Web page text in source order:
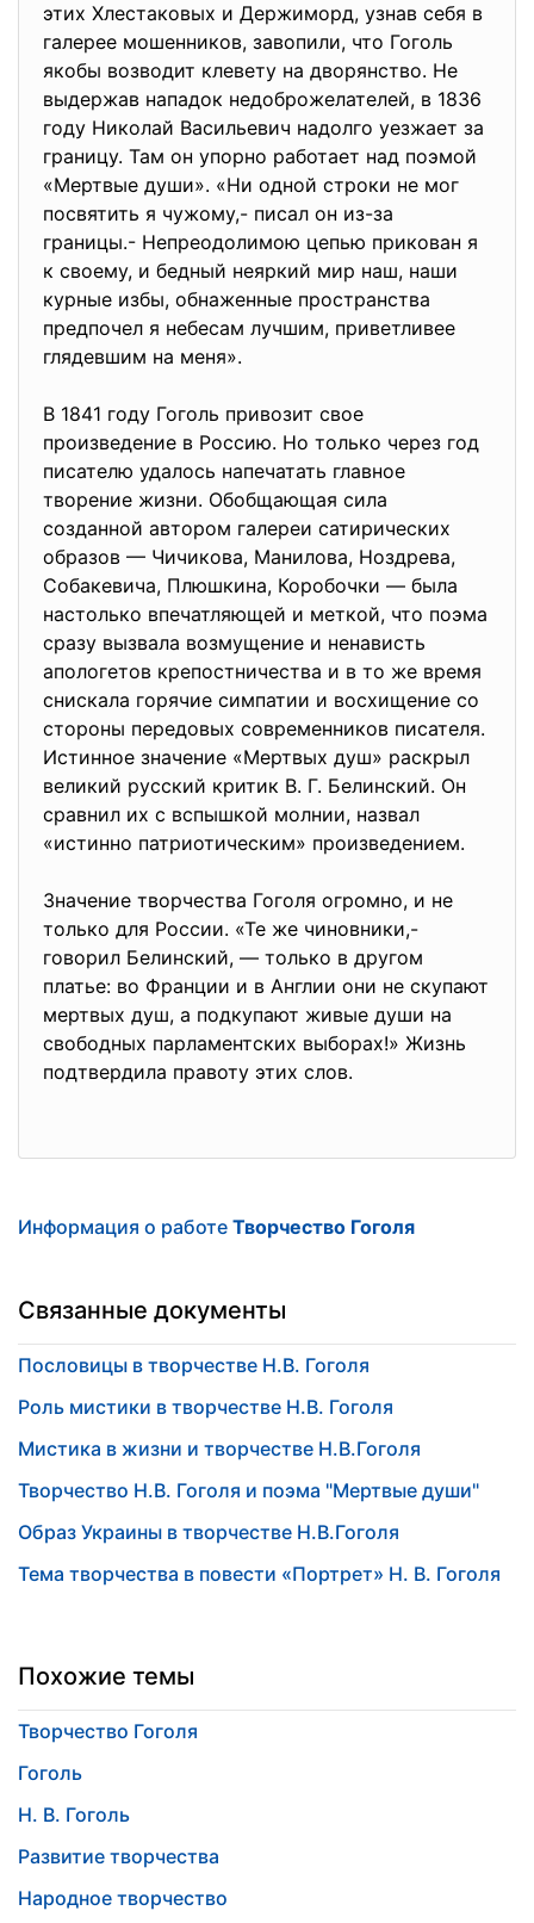
этих Хлестаковых и Держиморд, узнав себя в
галерее мошенников, завопили, что Гоголь
якобы возводит клевету на дворянство. Не
выдержав нападок недоброжелателей, в 1836
году Николай Васильевич надолго уезжает за
границу. Там он упорно работает над поэмой
«Мертвые души». «Ни одной строки не мог
посвятить я чужому,- писал он из-за
границы.- Непреодолимою цепью прикован я
к своему, и бедный неяркий мир наш, наши
курные избы, обнаженные пространства
предпочел я небесам лучшим, приветливее
глядевшим на меня».
В 1841 году Гоголь привозит свое
произведение в Россию. Но только через год
писателю удалось напечатать главное
творение жизни. Обобщающая сила
созданной автором галереи сатирических
образов — Чичикова, Манилова, Ноздрева,
Собакевича, Плюшкина, Коробочки — была
настолько впечатляющей и меткой, что поэма
сразу вызвала возмущение и ненависть
апологетов крепостничества и в то же время
снискала горячие симпатии и восхищение со
стороны передовых современников писателя.
Истинное значение «Мертвых душ» раскрыл
великий русский критик В. Г. Белинский. Он
сравнил их с вспышкой молнии, назвал
«истинно патриотическим» произведением.
Значение творчества Гоголя огромно, и не
только для России. «Те же чиновники,-
говорил Белинский, — только в другом
платье: во Франции и в Англии они не скупают
мертвых душ, а подкупают живые души на
свободных парламентских выборах!» Жизнь
подтвердила правоту этих слов.
Информация о работе Творчество Гоголя
Связанные документы
Пословицы в творчестве Н.В. Гоголя
Роль мистики в творчестве Н.В. Гоголя
Мистика в жизни и творчестве Н.В.Гоголя
Творчество Н.В. Гоголя и поэма "Мертвые души"
Образ Украины в творчестве Н.В.Гоголя
Тема творчества в повести «Портрет» Н. В. Гоголя
Похожие темы
Творчество Гоголя
Гоголь
Н. В. Гоголь
Развитие творчества
Народное творчество